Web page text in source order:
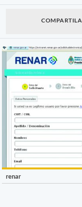
COMPARTILA
renar